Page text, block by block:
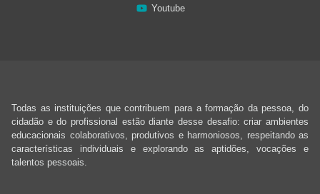
Youtube
Todas as instituições que contribuem para a formação da pessoa, do
cidadão e do profissional estão diante desse desafio: criar ambientes
educacionais colaborativos, produtivos e harmoniosos, respeitando as
características individuais e explorando as aptidões, vocações e
talentos pessoais.